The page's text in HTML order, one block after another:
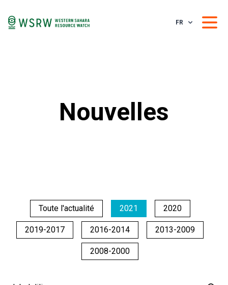
FR
Nouvelles
Toute l'actualité 2021 2020
2019-2017 2016-2014 2013-2009
2008-2000